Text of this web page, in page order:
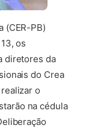
(CER-PB)
os
diretores da
do Crea
o
na cédula